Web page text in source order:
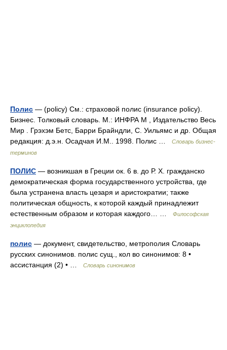
Полис — (policy) См.: страховой полис (insurance policy).
Бизнес. Толковый словарь. М.: ИНФРА М , Издательство Весь
Мир . Грэхэм Бетс, Барри Брайндли, С. Уильямс и др. Общая
редакция: д.э.н. Осадчая И.М.. 1998. Полис …
Словарь бизнес-
терминов
ПОЛИС — возникшая в Греции ок. 6 в. до Р. X. гражданско
демократическая форма государственного устройства, где
была устранена власть цезаря и аристократии; также
политическая общность, к которой каждый принадлежит
естественным образом и которая каждого… …
Философская
энциклопедия
полис — документ, свидетельство, метрополия Словарь
русских синонимов. полис сущ., кол во синонимов: 8 •
ассистанция (2) • …
Словарь синонимов